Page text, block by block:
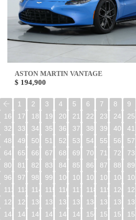
ASTON MARTIN VANTAGE
$ 194,900
1 2 3 4 5 6 7 8 9
16
17 18 19 20 21 22 23 24 25
32
33 34 35 36 37 38 39 40 41
48
49 50 51 52 53 54 55 56 57
64
65 66 67 68 69 70 71 72 73
80
81 82 83 84 85 86 87 88 89
96
97 98 99 100 101 102 103 104 105
112
113 114 115 116 117 118 119 120 121
128
129 130 131 132 133 134 135 136 137
144
145 146 147 148 149 150 151 152 153